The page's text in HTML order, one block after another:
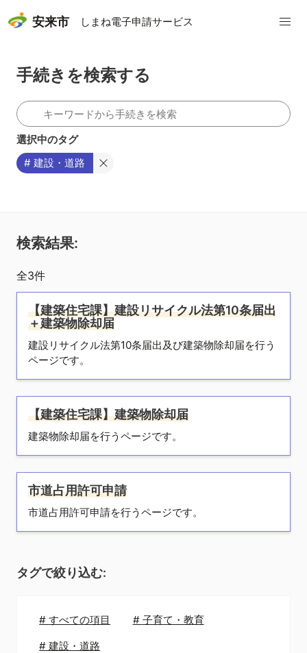
安来市 しまね電子申請サービス
手続きを検索する
選択中のタグ
# 建設・道路
検索結果:
全3件
【建築住宅課】建設リサイクル法第10条届出
＋建築物除却届
建設リサイクル法第10条届出及び建築物除却届を行う
ページです。
【建築住宅課】建築物除却届
建築物除却届を行うページです。
市道占用許可申請
市道占用許可申請を行うページです。
タグで絞り込む:
#すべての項目 # 子育て・教育
#建設・道路